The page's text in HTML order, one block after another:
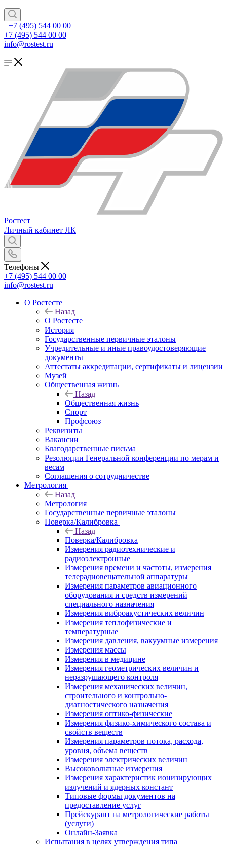
+7 (495) 544 00 00
+7 (495) 544 00 00
info@rostest.ru
Ростест
Личный кабинет ЛК
Телефоны
+7 (495) 544 00 00
info@rostest.ru
О Ростесте
Назад
О Ростесте
История
Государственные первичные эталоны
Учредительные и иные правоудостоверяющие
документы
Аттестаты аккредитации, сертификаты и лицензии
Музей
Общественная жизнь
Назад
Общественная жизнь
Спорт
Профсоюз
Реквизиты
Вакансии
Благодарственные письма
Резолюции Генеральной конференции по мерам и
весам
Соглашения о сотрудничестве
Метрология
Назад
Метрология
Государственные первичные эталоны
Поверка/Калибровка
Назад
Поверка/Калибровка
Измерения радиотехнические и
радиоэлектронные
Измерения времени и частоты, измерения
телерадиовещательной аппаратуры
Измерения параметров авиационного
оборудования и средств измерений
специального назначения
Измерения виброакустических величин
Измерения теплофизические и
температурные
Измерения давления, вакуумные измерения
Измерения массы
Измерения в медицине
Измерения геометрических величин и
неразрушающего контроля
Измерения механических величин,
строительного и контрольно-
диагностического назначения
Измерения оптико-физические
Измерения физико-химического состава и
свойств веществ
Измерения параметров потока, расхода,
уровня, объема веществ
Измерения электрических величин
Высоковольтные измерения
Измерения характеристик ионизирующих
излучений и ядерных констант
Типовые формы документов на
предоставление услуг
Прейскурант на метрологические работы
(услуги)
Онлайн-Заявка
Испытания в целях утверждения типа